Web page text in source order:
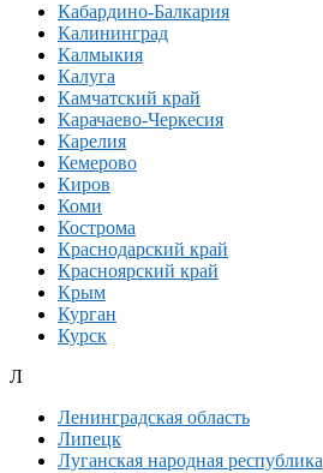
Кабардино-Балкария
Калининград
Калмыкия
Калуга
Камчатский край
Карачаево-Черкесия
Карелия
Кемерово
Киров
Коми
Кострома
Краснодарский край
Красноярский край
Крым
Курган
Курск
Л
Ленинградская область
Липецк
Луганская народная республика